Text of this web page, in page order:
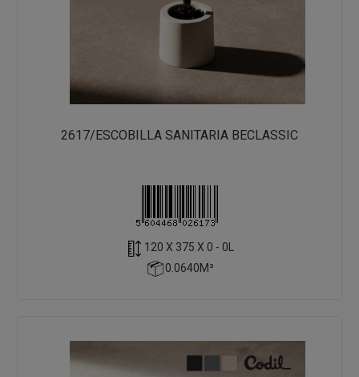
2617/ESCOBILLA SANITARIA BECLASSIC
120 X 375 X 0 - 0L
0.0640M³